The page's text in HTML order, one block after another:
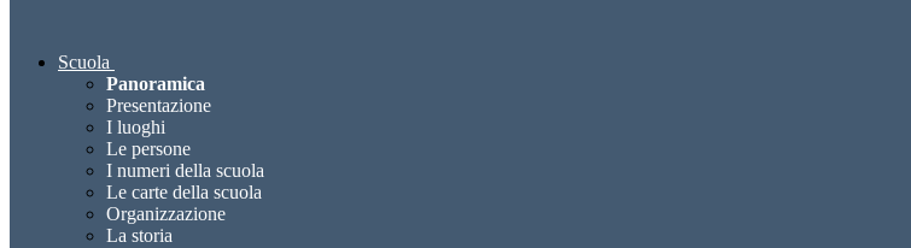
Scuola
Panoramica
Presentazione
I luoghi
Le persone
I numeri della scuola
Le carte della scuola
Organizzazione
La storia